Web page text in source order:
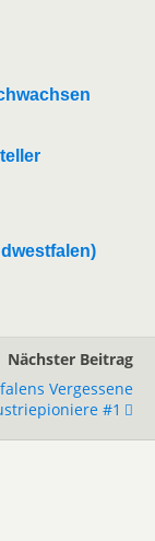
Nächster Beitrag
Vergessene
#1